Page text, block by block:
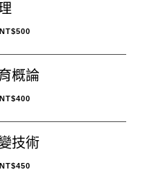
NT$500
概論
NT$400
技術
NT$450